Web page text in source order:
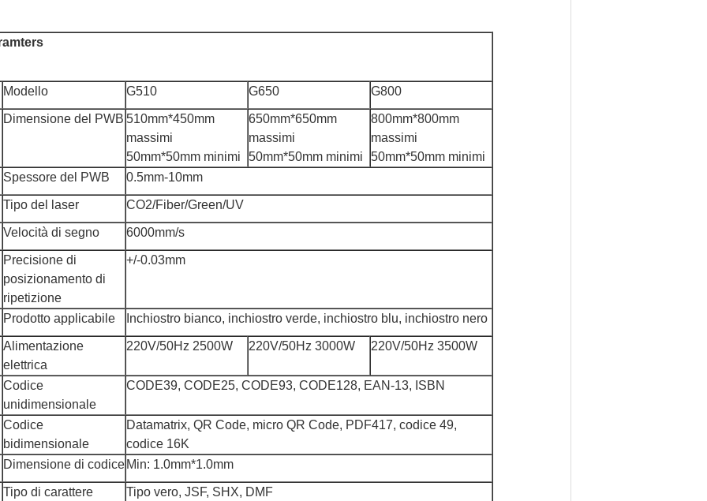
Modello G510 G650 G800
Dimensione del PWB 510mm*450mm
massimi
50mm*50mm minimi
650mm*650mm
massimi
50mm*50mm minimi
800mm*800mm
massimi
50mm*50mm minimi
Spessore del PWB 0.5mm-10mm
Tipo del laser CO2/Fiber/Green/UV
Velocità di segno 6000mm/s
Precisione di
posizionamento di
ripetizione
+/-0.03mm
Prodotto applicabile Inchiostro bianco, inchiostro verde, inchiostro blu, inchiostro nero
Alimentazione
elettrica
220V/50Hz 2500W 220V/50Hz 3000W 220V/50Hz 3500W
Codice
unidimensionale
CODE39, CODE25, CODE93, CODE128, EAN-13, ISBN
Codice
bidimensionale
Datamatrix, QR Code, micro QR Code, PDF417, codice 49,
codice 16K
Dimensione di codice Min: 1.0mm*1.0mm
Tipo di carattere Tipo vero, JSF, SHX, DMF